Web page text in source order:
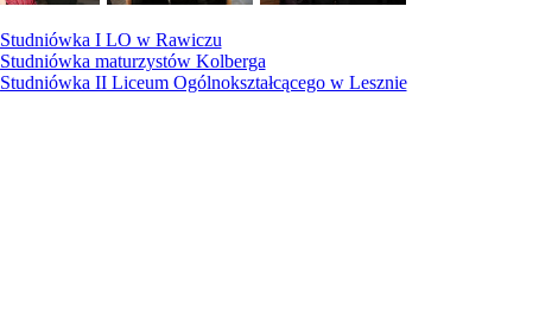
Studniówka I LO w Rawiczu
Studniówka maturzystów Kolberga
Studniówka II Liceum Ogólnokształcącego w Lesznie